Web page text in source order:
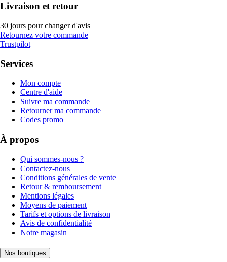
Livraison et retour
30 jours pour changer d'avis
Retournez votre commande
Trustpilot
Services
Mon compte
Centre d'aide
Suivre ma commande
Retourner ma commande
Codes promo
À propos
Qui sommes-nous ?
Contactez-nous
Conditions générales de vente
Retour & remboursement
Mentions légales
Moyens de paiement
Tarifs et options de livraison
Avis de confidentialité
Notre magasin
Nos boutiques